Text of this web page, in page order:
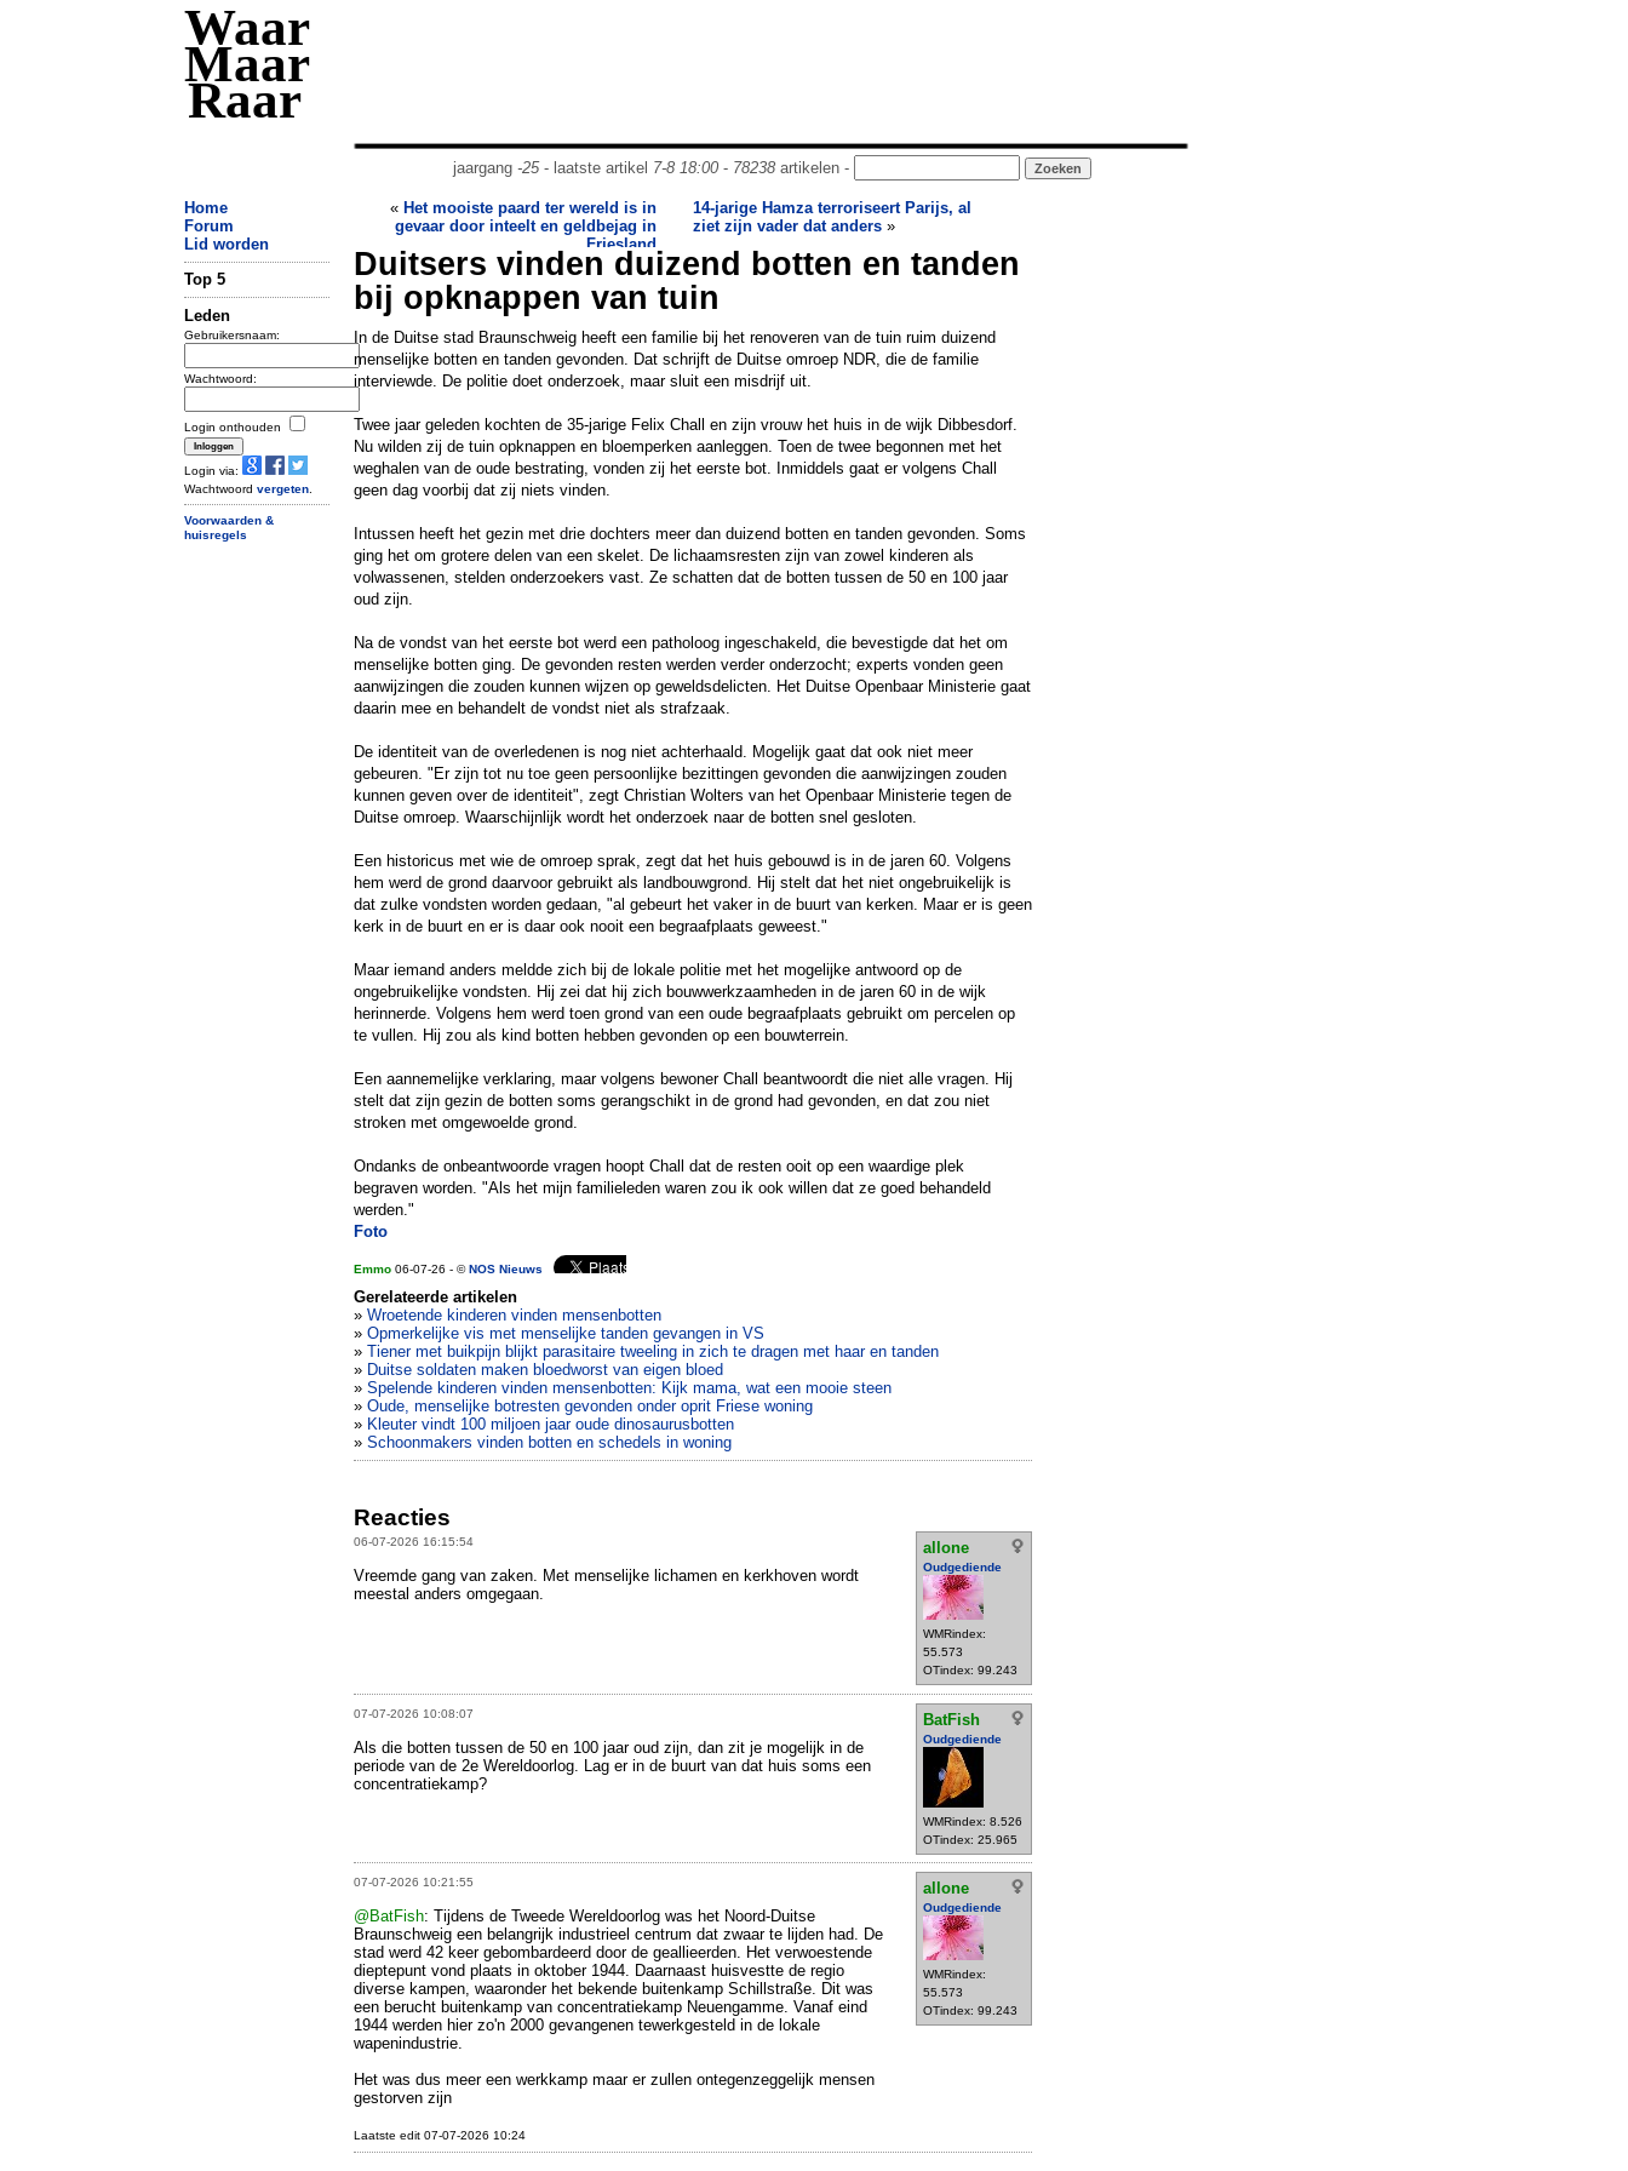
Waar
Maar
Raar
jaargang -25- laatste artikel 7-8 18:00- 78238artikelen -
Home
Forum
Lid worden
Top 5
Leden
Gebruikersnaam:
Wachtwoord:
Login onthouden
Login via:
Wachtwoord vergeten
Voorwaarden &
huisregels
« Het mooiste paard ter wereld is in
gevaar door inteelt en geldbejag in
Friesland
14-jarige Hamza terroriseert Parijs, al
ziet zijn vader dat anders »
Duitsers vinden duizend botten en tanden
bij opknappen van tuin
In de Duitse stad Braunschweig heeft een familie bij het renoveren van de tuin ruim duizend
menselijke botten en tanden gevonden. Dat schrijft de Duitse omroep NDR, die de familie
interviewde. De politie doet onderzoek, maar sluit een misdrijf uit.
Twee jaar geleden kochten de 35-jarige Felix Chall en zijn vrouw het huis in de wijk Dibbesdorf.
Nu wilden zij de tuin opknappen en bloemperken aanleggen. Toen de twee begonnen met het
weghalen van de oude bestrating, vonden zij het eerste bot. Inmiddels gaat er volgens Chall
geen dag voorbij dat zij niets vinden.
Intussen heeft het gezin met drie dochters meer dan duizend botten en tanden gevonden. Soms
ging het om grotere delen van een skelet. De lichaamsresten zijn van zowel kinderen als
volwassenen, stelden onderzoekers vast. Ze schatten dat de botten tussen de 50 en 100 jaar
oud zijn.
Na de vondst van het eerste bot werd een patholoog ingeschakeld, die bevestigde dat het om
menselijke botten ging. De gevonden resten werden verder onderzocht; experts vonden geen
aanwijzingen die zouden kunnen wijzen op geweldsdelicten. Het Duitse Openbaar Ministerie gaat
daarin mee en behandelt de vondst niet als strafzaak.
De identiteit van de overledenen is nog niet achterhaald. Mogelijk gaat dat ook niet meer
gebeuren. "Er zijn tot nu toe geen persoonlijke bezittingen gevonden die aanwijzingen zouden
kunnen geven over de identiteit", zegt Christian Wolters van het Openbaar Ministerie tegen de
Duitse omroep. Waarschijnlijk wordt het onderzoek naar de botten snel gesloten.
Een historicus met wie de omroep sprak, zegt dat het huis gebouwd is in de jaren 60. Volgens
hem werd de grond daarvoor gebruikt als landbouwgrond. Hij stelt dat het niet ongebruikelijk is
dat zulke vondsten worden gedaan, "al gebeurt het vaker in de buurt van kerken. Maar er is geen
kerk in de buurt en er is daar ook nooit een begraafplaats geweest."
Maar iemand anders meldde zich bij de lokale politie met het mogelijke antwoord op de
ongebruikelijke vondsten. Hij zei dat hij zich bouwwerkzaamheden in de jaren 60 in de wijk
herinnerde. Volgens hem werd toen grond van een oude begraafplaats gebruikt om percelen op
te vullen. Hij zou als kind botten hebben gevonden op een bouwterrein.
Een aannemelijke verklaring, maar volgens bewoner Chall beantwoordt die niet alle vragen. Hij
stelt dat zijn gezin de botten soms gerangschikt in de grond had gevonden, en dat zou niet
stroken met omgewoelde grond.
Ondanks de onbeantwoorde vragen hoopt Chall dat de resten ooit op een waardige plek
begraven worden. "Als het mijn familieleden waren zou ik ook willen dat ze goed behandeld
werden."
Foto
Emmo 06-07-26 - ©NOS Nieuws
Gerelateerde artikelen
» Wroetende kinderen vinden mensenbotten
» Opmerkelijke vis met menselijke tanden gevangen in VS
» Tiener met buikpijn blijkt parasitaire tweeling in zich te dragen met haar en tanden
» Duitse soldaten maken bloedworst van eigen bloed
» Spelende kinderen vinden mensenbotten: Kijk mama, wat een mooie steen
» Oude, menselijke botresten gevonden onder oprit Friese woning
» Kleuter vindt 100 miljoen jaar oude dinosaurusbotten
» Schoonmakers vinden botten en schedels in woning
Reacties
06-07-2026 16:15:54 allone
Oudgediende
WMRindex:
55.573
OTindex: 99.243
Vreemde gang van zaken. Met menselijke lichamen en kerkhoven wordt
meestal anders omgegaan.
07-07-2026 10:08:07 BatFish
Oudgediende
WMRindex: 8.526
OTindex: 25.965
Als die botten tussen de 50 en 100 jaar oud zijn, dan zit je mogelijk in de
periode van de 2e Wereldoorlog. Lag er in de buurt van dat huis soms een
concentratiekamp?
07-07-2026 10:21:55 allone
Oudgediende
WMRindex:
55.573
OTindex: 99.243
@BatFish: Tijdens de Tweede Wereldoorlog was het Noord-Duitse
Braunschweig een belangrijk industrieel centrum dat zwaar te lijden had. De
stad werd 42 keer gebombardeerd door de geallieerden. Het verwoestende
dieptepunt vond plaats in oktober 1944. Daarnaast huisvestte de regio
diverse kampen, waaronder het bekende buitenkamp Schillstraße. Dit was
een berucht buitenkamp van concentratiekamp Neuengamme. Vanaf eind
1944 werden hier zo'n 2000 gevangenen tewerkgesteld in de lokale
wapenindustrie.
Het was dus meer een werkkamp maar er zullen ontegenzeggelijk mensen
gestorven zijn
Laatste edit 07-07-2026 10:24